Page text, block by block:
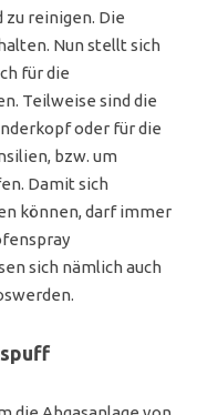
zu reinigen. Die
Nun stellt sich
für die
Teilweise sind die
oder für die
bzw. um
Damit sich
können, darf immer
sich nämlich auch